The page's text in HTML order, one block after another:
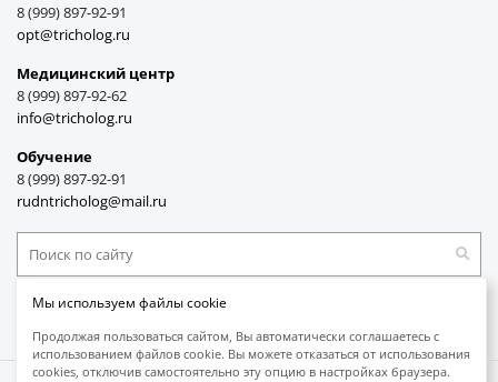
8 (999) 897-92-91
opt@tricholog.ru
Медицинский центр
8 (999) 897-92-62
info@tricholog.ru
Обучение
8 (999) 897-92-91
rudntricholog@mail.ru
Принимаем к оплате
Мы используем файлы cookie
Продолжая пользоваться сайтом, Вы автоматически соглашаетесь с
использованием файлов cookie. Вы можете отказаться от использования
cookies, отключив самостоятельно эту опцию в настройках браузера.